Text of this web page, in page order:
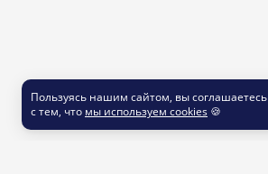
Пользуясь нашим сайтом, вы соглашаетесь
с тем, что мы используем cookies 🍪